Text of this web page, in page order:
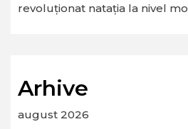
revoluționat natația la nivel
Arhive
august 2026